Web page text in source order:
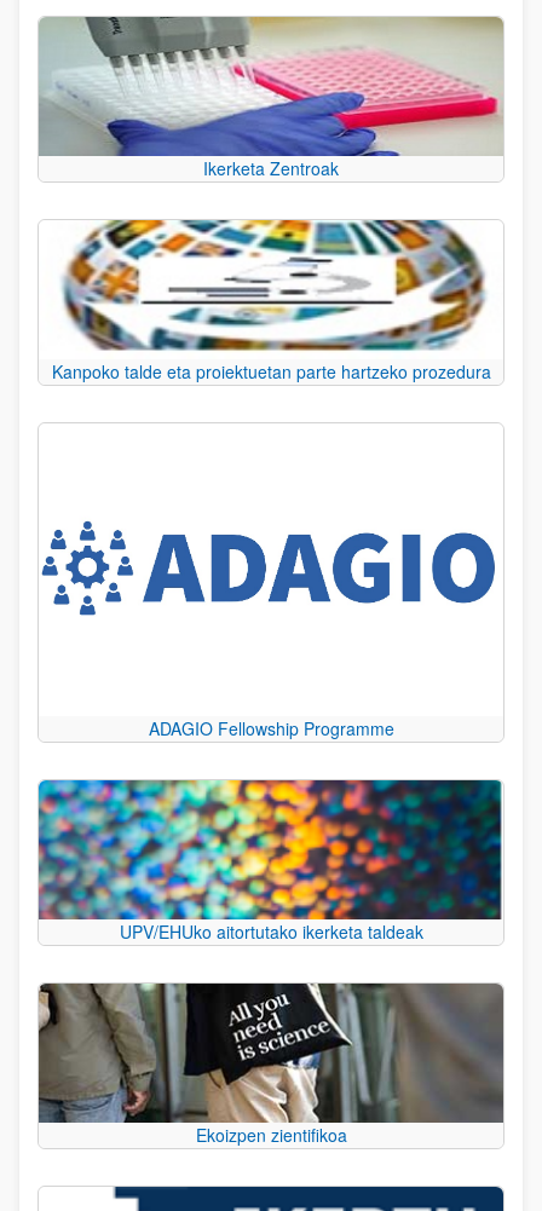
Ikerketa Zentroak
Kanpoko talde eta proiektuetan parte hartzeko prozedura
ADAGIO Fellowship Programme
UPV/EHUko aitortutako ikerketa taldeak
Ekoizpen zientifikoa